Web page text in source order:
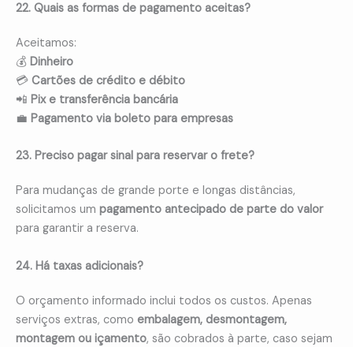
22. Quais as formas de pagamento aceitas?
Aceitamos:
💰 Dinheiro
💳 Cartões de crédito e débito
📲 Pix e transferência bancária
💼 Pagamento via boleto para empresas
23. Preciso pagar sinal para reservar o frete?
Para mudanças de grande porte e longas distâncias,
solicitamos um pagamento antecipado de parte do valor
para garantir a reserva.
24. Há taxas adicionais?
O orçamento informado inclui todos os custos. Apenas
serviços extras, como embalagem, desmontagem,
montagem ou içamento, são cobrados à parte, caso sejam